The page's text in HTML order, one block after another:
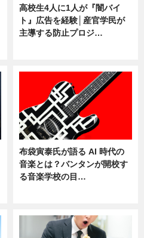
高校生4人に1人が『闇バイ
ト』広告を経験│産官学民が
主導する防止プロジ…
布袋寅泰氏が語る AI 時代の
音楽とは？バンタンが開校す
る音楽学校の目…